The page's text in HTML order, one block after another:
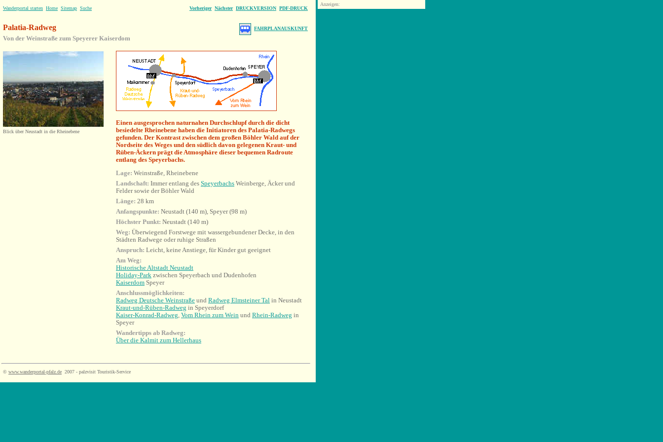
Wanderportal starten Home Sitemap Suche Vorheriger Nächster DRUCKVERSION PDF-DRUCK
Palatia-Radweg
Von der Weinstraße zum Speyerer Kaiserdom
FAHRPLANAUSKUNFT
Blick über Neustadt in die Rheinebene
Einen ausgesprochen naturnahen Durchschlupf durch die dicht
besiedelte Rheinebene haben die Initiatoren des Palatia-Radwegs
gefunden. Der Kontrast zwischen dem großen Böhler Wald auf der
Nordseite des Weges und den südlich davon gelegenen Kraut- und
Rüben-Äckern prägt die Atmosphäre dieser bequemen Radroute
entlang des Speyerbachs.
Lage: Weinstraße, Rheinebene
Landschaft: Immerentlang des Speyerbachs Weinberge, Äcker und
Felder sowie der Böhler Wald
Länge: 28 km
Anfangspunkte: Neustadt (140 m), Speyer (98 m)
Höchster Punkt: Neustadt (140 m)
Weg: Überwiegend Forstwege mit wassergebundener Decke, in den
Städten Radwege oder ruhige Straßen
Anspruch: Leicht, keine Anstiege, für Kinder gut geeignet
Am Weg:
Historische Altstadt Neustadt
Holiday-Park zwischen Speyerbach und Dudenhofen
Kaiserdom Speyer
Anschlussmöglichkeiten:
Radweg Deutsche Weinstraße und Radweg Elmsteiner Tal in Neustadt
Kraut-und-Rüben-Radweg in Speyerdorf
Kaiser-Konrad-Radweg, Vom Rhein zum Wein und Rhein-Radweg in
Speyer
Wandertipps ab Radweg:
Über die Kalmit zum Hellerhaus
© www.wanderportal-pfalz.de 2007 - palzvisit Touristik-Service
Anzeigen: